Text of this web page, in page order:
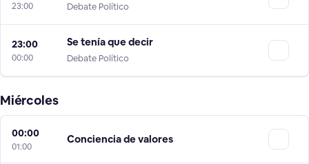
23:00 Debate Político
23:00
00:00
Se tenía que decir
Debate Político
Miércoles
00:00
01:00
Conciencia de valores